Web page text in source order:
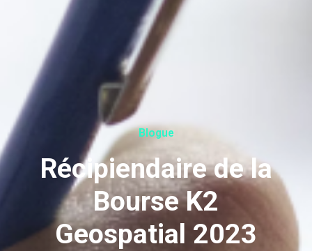
Blogue
Récipiendaire de la
Bourse K2
Geospatial 2023